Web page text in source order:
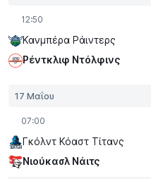
12:50
Κανμπέρα Ράιντερς
Ρέντκλιφ Ντόλφινς
17 Μαΐου
07:00
Γκόλντ Κόαστ Τίτανς
Νιούκασλ Νάιτς